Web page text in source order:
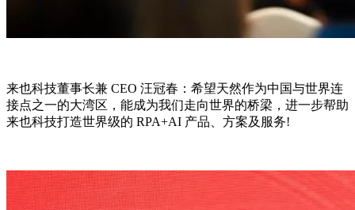
来也科技董事长兼 CEO 汪冠春：希望天然作为中国与世界连
接点之一的大湾区，能成为我们走向世界的桥梁，进一步帮助
来也科技打造世界级的 RPA+AI 产品、方案及服务!